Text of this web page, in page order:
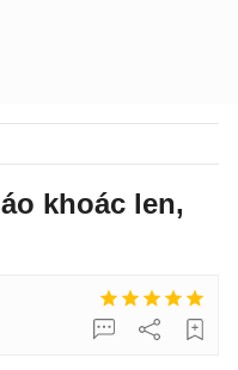
khoác len,